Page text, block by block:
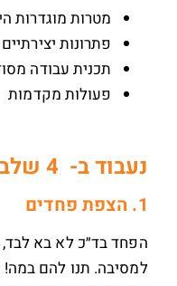
מטרות מוגדרות
פתרונות יצירתיים
תכנית עבודה
פעולות מקדמות
נעבוד ב- 4 שלבים פשוטים:
הפחד בד״כ לא בא לבד,
למסיבה. תנו להם במה!